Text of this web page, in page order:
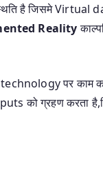
है जिसमे Virtual
Reality
पर काम
को ग्रहण करता